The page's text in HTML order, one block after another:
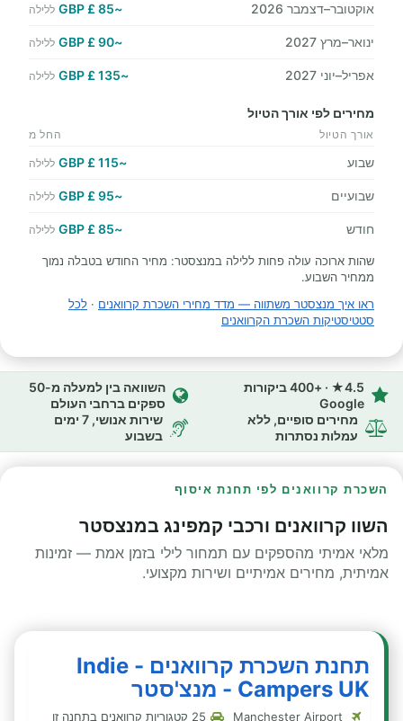
אוקטובר–דצמבר 2026 ~85 £ GBP ללילה
ינואר–מרץ 2027 ~90 £ GBP ללילה
אפריל–יוני 2027 ~135 £ GBP ללילה
מחירים לפי אורך הטיול
אורך הטיול החל מ
שבוע ~115 £ GBP ללילה
שבועיים ~95 £ GBP ללילה
חודש ~85 £ GBP ללילה
שהות ארוכה עולה פחות ללילה במנצסטר: מחיר החודש בטבלה נמוך
ממחיר השבוע.
ראו איך מנצסטר משתווה — מדד מחירי השכרת קרוואנים · לכל
סטטיסטיקות השכרת הקרוואנים
4.5★ · +400 ביקורות
Google
השוואה בין למעלה מ-50
ספקים ברחבי העולם
מחירים סופיים, ללא
עמלות נסתרות
שירות אנושי, 7 ימים
בשבוע
השכרת קרוואנים לפי תחנת איסוף
השוו קרוואנים ורכבי קמפינג במנצסטר
מלאי אמיתי מהספקים עם תמחור לילי בזמן אמת — זמינות
אמיתית, מחירים אמיתיים ושירות מקצועי.
תחנת השכרת קרוואנים - Indie
Campers UK - מנצ'סטר